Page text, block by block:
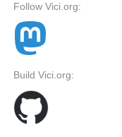
Follow Vici.org:
Build Vici.org: